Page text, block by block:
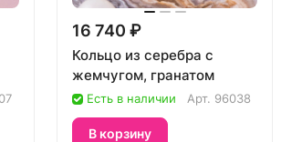
16 740 ₽
Кольцо из серебра с
жемчугом, гранатом
Есть в наличии Арт. 96038
В корзину